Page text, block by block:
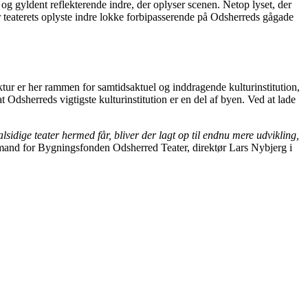
gyldent reflekterende indre, der oplyser scenen. Netop lyset, der
oplyste indre lokke forbipasserende på Odsherreds gågade
er her rammen for samtidsaktuel og inddragende kulturinstitution,
vigtigste kulturinstitution er en del af byen. Ved at lade
teater hermed får, bliver der lagt op til endnu mere udvikling,
for Bygningsfonden Odsherred Teater, direktør Lars Nybjerg i